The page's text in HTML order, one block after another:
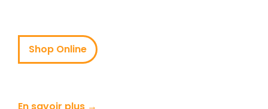
Shop Online